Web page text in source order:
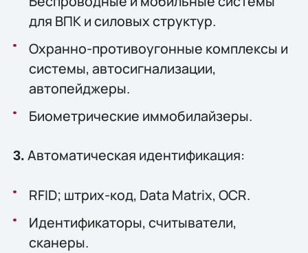
для ВПК и силовых структур.
Охранно-противоугонные комплексы и
системы, автосигнализации,
автопейджеры.
Биометрические иммобилайзеры.
3. Автоматическая идентификация:
RFID; штрих-код, Data Matrix, OCR.
Идентификаторы, считыватели,
сканеры.